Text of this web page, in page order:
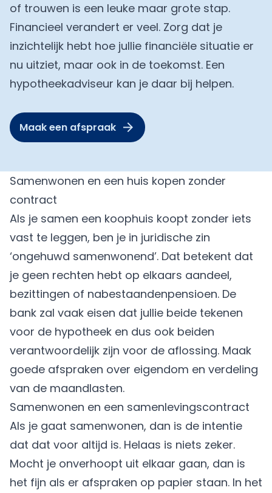
of trouwen is een leuke maar grote stap.
Financieel verandert er veel. Zorg dat je
inzichtelijk hebt hoe jullie financiële situatie er
nu uitziet, maar ook in de toekomst. Een
hypotheekadviseur kan je daar bij helpen.
Maak een afspraak
Samenwonen en een huis kopen zonder
contract
Als je samen een koophuis koopt zonder iets
vast te leggen, ben je in juridische zin
‘ongehuwd samenwonend’. Dat betekent dat
je geen rechten hebt op elkaars aandeel,
bezittingen of nabestaandenpensioen. De
bank zal vaak eisen dat jullie beide tekenen
voor de hypotheek en dus ook beiden
verantwoordelijk zijn voor de aflossing. Maak
goede afspraken over eigendom en verdeling
van de maandlasten.
Samenwonen en een samenlevingscontract
Als je gaat samenwonen, dan is de intentie
dat dat voor altijd is. Helaas is niets zeker.
Mocht je onverhoopt uit elkaar gaan, dan is
het fijn als er afspraken op papier staan. In het